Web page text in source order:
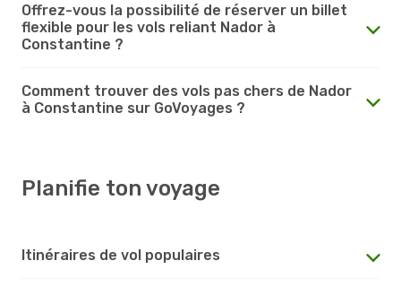
Offrez-vous la possibilité de réserver un billet
flexible pour les vols reliant Nador à
Constantine ?
Comment trouver des vols pas chers de Nador
à Constantine sur GoVoyages ?
Planifie ton voyage
Itinéraires de vol populaires